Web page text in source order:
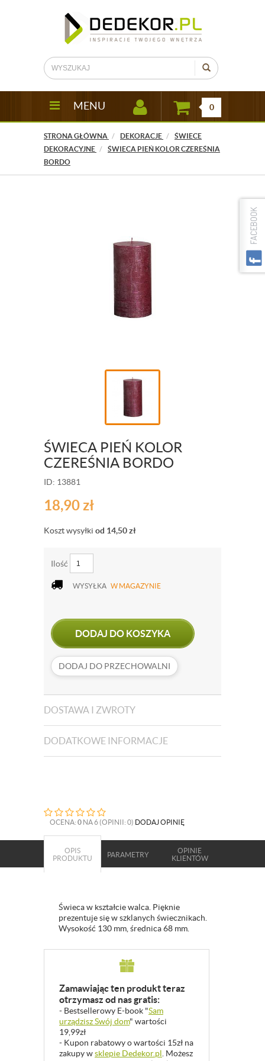
MENU 0
STRONA GŁÓWNA DEKORACJE
ŚWIECE
DEKORACYJNE
ŚWIECA PIEŃ KOLOR CZEREŚNIA
BORDO
ŚWIECA PIEŃ KOLOR
CZEREŚNIA BORDO
ID: 13881
18,90zł
Koszt wysyłki od 14,50zł
Ilość
WYSYŁKA W MAGAZYNIE
DODAJ DO KOSZYKA
DODAJ DO PRZECHOWALNI
DOSTAWA I ZWROTY
DODATKOWE INFORMACJE
OCENA: 0 NA 6 (OPINII: 0) DODAJ OPINIĘ
OPIS
PRODUKTU
PARAMETRY
OPINIE
KLIENTÓW
Świeca w kształcie walca. Pięknie
prezentuje się w szklanych świecznikach.
Wysokość 130 mm, średnica 68 mm.
Zamawiając ten produkt teraz
otrzymasz od nas gratis:
- Bestsellerowy E-book "Sam
urządzisz Swój dom" wartości
19,99zł
- Kupon rabatowy o wartości 15zł na
zakupy wsklepie Dedekor.pl. Możesz